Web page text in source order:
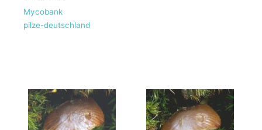
Mycobank
pilze-deutschland